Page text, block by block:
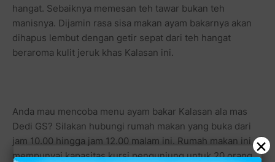
hangat. Sebaiknya memesan teh tawar bukan teh
manisnya. Dijamin rasa sisa makan ayam bakarnya akan
dihapus lembut dengan getir sepat dari teh hangat
beraroma kulit jeruk khas Kalasan ini.
Anda mau mencoba menu ayam bakar Kalasan ala mas
Dedi GS? Silakan hubungi rumah makan yang buka dari
jam 10.00 hingga jam 12.00 malam ini. Rumah makan ini
mempunyai kapasitas kursi pengunjung untuk 20 orang,×